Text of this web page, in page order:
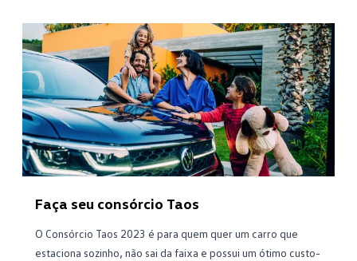
Faça seu consórcio Taos
O Consórcio Taos 2023 é para quem quer um carro que
estaciona sozinho, não sai da faixa e possui um ótimo custo-